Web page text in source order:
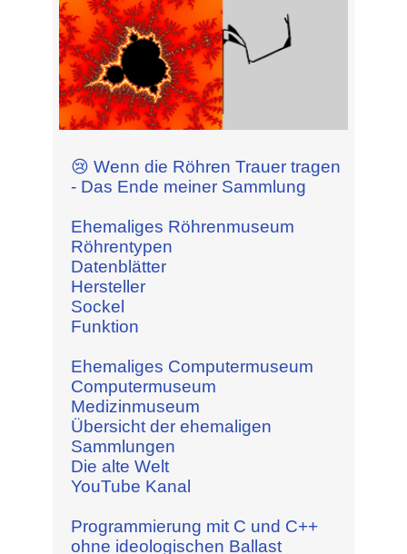
😢 Wenn die Röhren Trauer tragen
- Das Ende meiner Sammlung
Ehemaliges Röhrenmuseum
Röhrentypen
Datenblätter
Hersteller
Sockel
Funktion
Ehemaliges Computermuseum
Computermuseum
Medizinmuseum
Übersicht der ehemaligen
Sammlungen
Die alte Welt
YouTube Kanal
Programmierung mit C und C++
ohne ideologischen Ballast